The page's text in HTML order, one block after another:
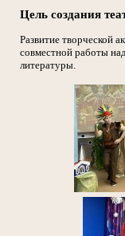
Цель создания
Развитие творческой
совместной работы
литературы.